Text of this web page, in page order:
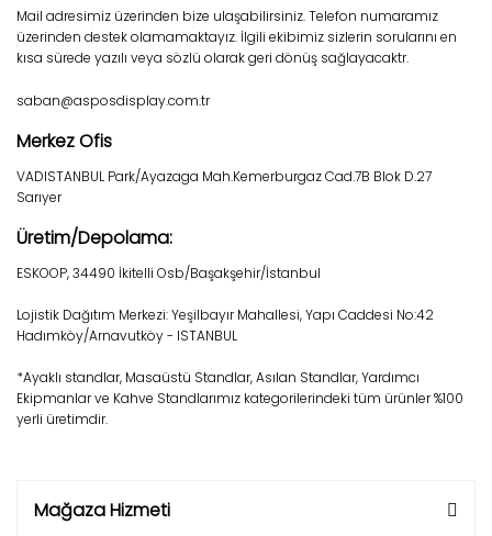
Mail adresimiz üzerinden bize ulaşabilirsiniz. Telefon numaramız
üzerinden destek olamamaktayız. İlgili ekibimiz sizlerin sorularını en
kısa sürede yazılı veya sözlü olarak geri dönüş sağlayacaktr.
saban@asposdisplay.com.tr
Merkez Ofis
VADISTANBUL Park/Ayazaga Mah.Kemerburgaz Cad.7B Blok D.27
Sarıyer
Üretim/Depolama:
ESKOOP, 34490 İkitelli Osb/Başakşehir/İstanbul
Lojistik Dağıtım Merkezi: Yeşilbayır Mahallesi, Yapı Caddesi No:42
Hadımköy/Arnavutköy - ISTANBUL
*Ayaklı standlar, Masaüstü Standlar, Asılan Standlar, Yardımcı
Ekipmanlar ve Kahve Standlarımız kategorilerindeki tüm ürünler %100
yerli üretimdir.
Mağaza Hizmeti